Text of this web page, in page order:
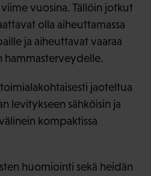
vuosina. Tällöin jotkut
olla aiheuttamassa
ja aiheuttavat vaaraa
hammasterveydelle.
jaoteltua
levitykseen sähköisin ja
kompaktissa
huomiointi sekä heidän